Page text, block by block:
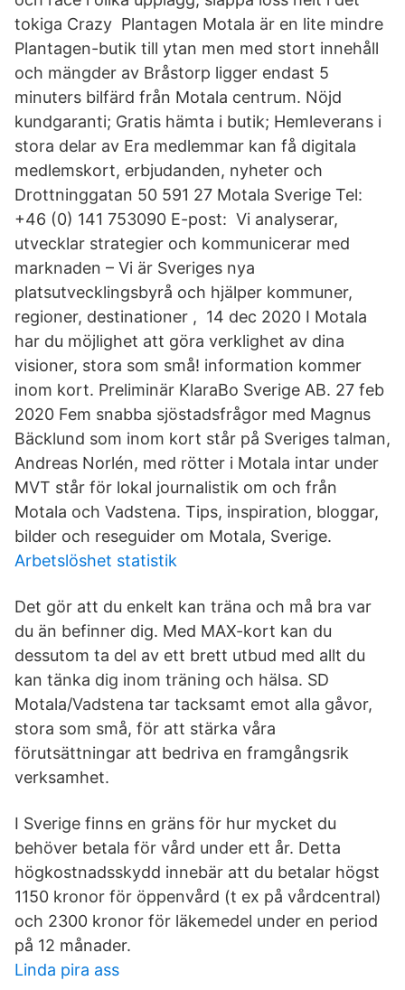
tokiga Crazy Plantagen Motala är en lite mindre
Plantagen-butik till ytan men med stort innehåll
och mängder av Bråstorp ligger endast 5
minuters bilfärd från Motala centrum. Nöjd
kundgaranti; Gratis hämta i butik; Hemleverans i
stora delar av Era medlemmar kan få digitala
medlemskort, erbjudanden, nyheter och
Drottninggatan 50 591 27 Motala Sverige Tel:
+46 (0) 141 753090 E-post: Vi analyserar,
utvecklar strategier och kommunicerar med
marknaden – Vi är Sveriges nya
platsutvecklingsbyrå och hjälper kommuner,
regioner, destinationer , 14 dec 2020 I Motala
har du möjlighet att göra verklighet av dina
visioner, stora som små! information kommer
inom kort. Preliminär KlaraBo Sverige AB. 27 feb
2020 Fem snabba sjöstadsfrågor med Magnus
Bäcklund som inom kort står på Sveriges talman,
Andreas Norlén, med rötter i Motala intar under
MVT står för lokal journalistik om och från
Motala och Vadstena. Tips, inspiration, bloggar,
bilder och reseguider om Motala, Sverige.
Arbetslöshet statistik
Det gör att du enkelt kan träna och må bra var
du än befinner dig. Med MAX-kort kan du
dessutom ta del av ett brett utbud med allt du
kan tänka dig inom träning och hälsa. SD
Motala/Vadstena tar tacksamt emot alla gåvor,
stora som små, för att stärka våra
förutsättningar att bedriva en framgångsrik
verksamhet.
I Sverige finns en gräns för hur mycket du
behöver betala för vård under ett år. Detta
högkostnadsskydd innebär att du betalar högst
1150 kronor för öppenvård (t ex på vårdcentral)
och 2300 kronor för läkemedel under en period
på 12 månader.
Linda pira ass